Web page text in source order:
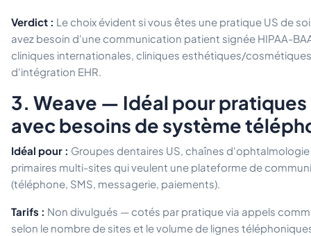
Verdict : Le choix évident si vous êtes une pratique US de
avez besoin d'une communication patient signée HIPAA-
cliniques internationales, cliniques esthétiques/
d'intégration EHR.
3. Weave — Idéal pour
avec besoins de système
Idéal pour : Groupes dentaires US, chaînes
primaires multi-sites qui veulent une plateforme de
(téléphone, SMS, messagerie, paiements).
Tarifs : Non divulgués — cotés par pratique via appels
selon le nombre de sites et le volume de lignes